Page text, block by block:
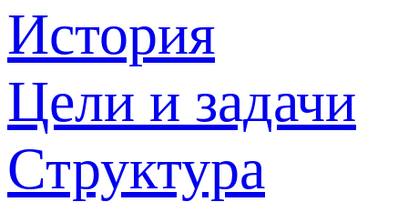
История
Цели и задачи
Структура